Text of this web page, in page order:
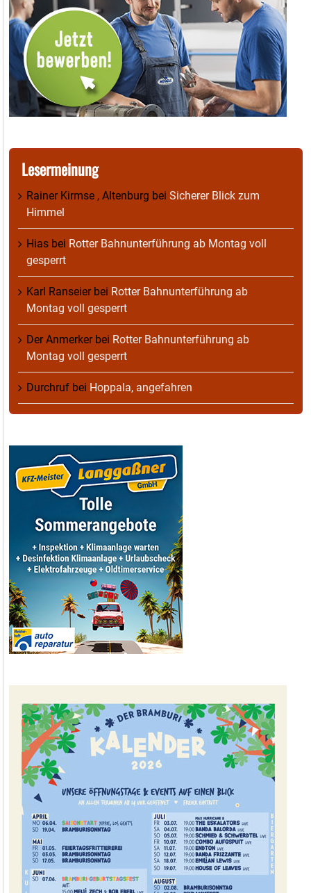
Lesermeinung
Rainer Kirmse , Altenburg bei Sicherer Blick zum
Himmel
Hias bei Rotter Bahnunterführung ab Montag voll
gesperrt
Karl Ranseierbei Rotter Bahnunterführung ab
Montag voll gesperrt
Der Anmerkerbei Rotter Bahnunterführung ab
Montag voll gesperrt
Durchruf bei Hoppala, angefahren